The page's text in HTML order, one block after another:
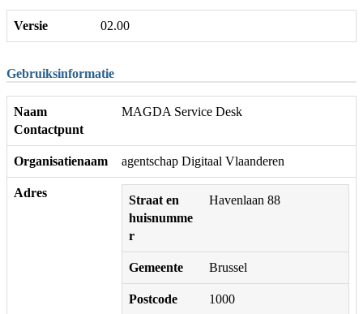
Versie 02.00
Gebruiksinformatie
Naam
Contactpunt
MAGDA Service Desk
Organisatienaam agentschap Digitaal Vlaanderen
Adres
Straat en
huisnumme
r
Havenlaan 88
Gemeente Brussel
Postcode 1000